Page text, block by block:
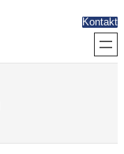
Kontakt